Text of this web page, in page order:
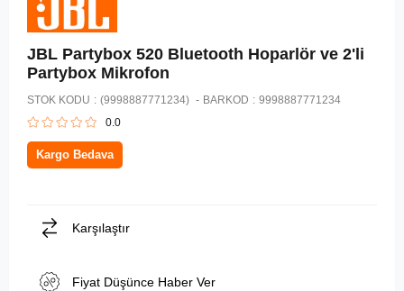
JBL Partybox 520 Bluetooth Hoparlör ve 2'li
Partybox Mikrofon
STOK KODU (9998887771234) BARKOD : 9998887771234
0.0
Kargo Bedava
Karşılaştır
Fiyat Düşünce Haber Ver